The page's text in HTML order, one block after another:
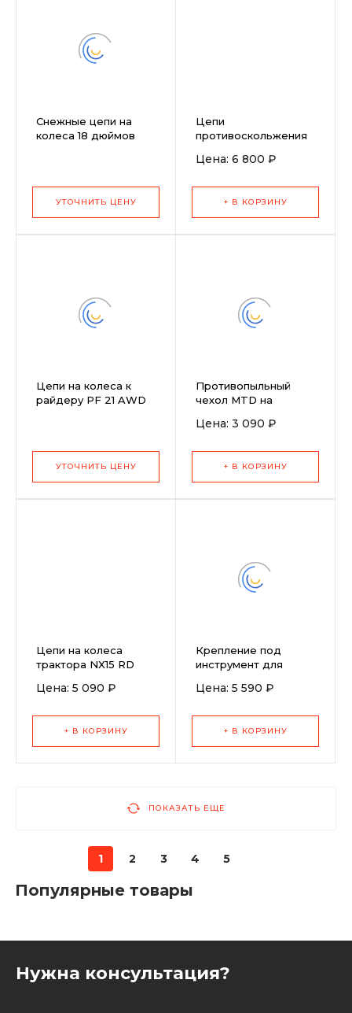
Снежные цепи на
колеса 18 дюймов
УТОЧНИТЬ ЦЕНУ
Цепи
противоскольжения
16.00&amp;quot;, пара
Цена: 6 800 ₽
+ В КОРЗИНУ
Цепи на колеса к
райдеру PF 21 AWD
УТОЧНИТЬ ЦЕНУ
Противопыльный
чехол MTD на
553-603)
Цена: 3 090 ₽
+ В КОРЗИНУ
Цепи на колеса
трактора NX15 RD
Цена: 5 090 ₽
+ В КОРЗИНУ
Крепление под
инструмент для
19A40026100
Цена: 5 590 ₽
+ В КОРЗИНУ
ПОКАЗАТЬ ЕЩЕ
1 2 3 4 5
Популярные товары
Нужна консультация?